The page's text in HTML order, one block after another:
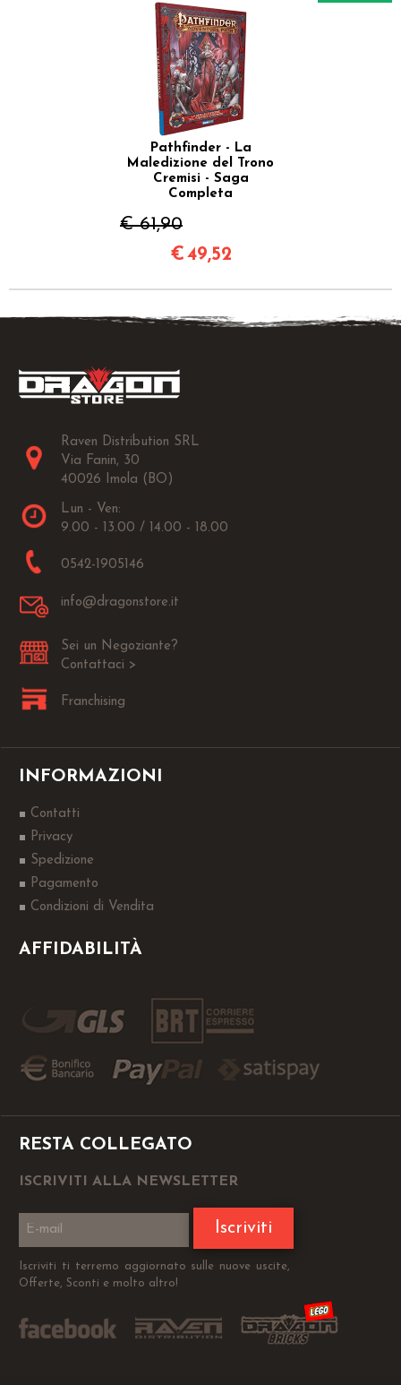
Pathfinder - La
Maledizione del Trono
Cremisi - Saga
Completa
€ 61,90
€49,52
Raven Distribution SRL
Via Fanin, 30
40026 Imola (BO)
Lun - Ven:
9.00 - 13.00 / 14.00 - 18.00
0542-1905146
info@dragonstore.it
Sei un Negoziante?
Contattaci >
Franchising
INFORMAZIONI
Contatti
Privacy
Spedizione
Pagamento
Condizioni di Vendita
AFFIDABILITÀ
RESTA COLLEGATO
ISCRIVITI ALLA NEWSLETTER
Iscriviti
Iscriviti ti terremo aggiornato sulle nuove uscite,
Offerte, Sconti e molto altro!